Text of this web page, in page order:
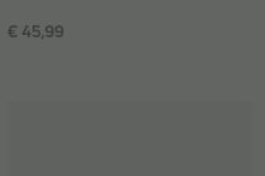
€ 45,99